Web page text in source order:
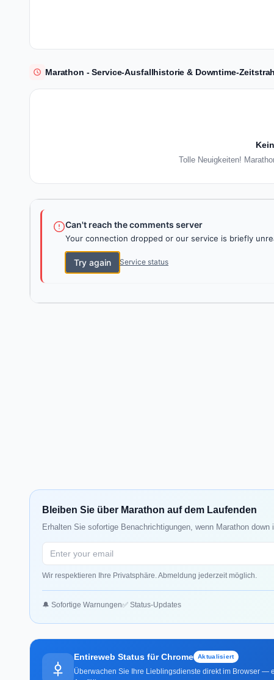
Marathon - Service-Ausfallhistorie & Downtime-
Tolle Neuigkeiten!
Can't reach the comments server
Your connection dropped or our service is briefly
Try again Service status
Bleiben Sie über Marathon auf dem Laufenden
Erhalten Sie sofortige Benachrichtigungen, wenn Marathon
Wir respektieren Ihre Privatsphäre. Abmeldung jederzeit möglich.
🔔 Sofortige Warnungen✅ Status-Updates
Entireweb Status für Chrome Aktualisiert
Überwachen Sie Ihre Lieblingsdienste direkt im Browser —